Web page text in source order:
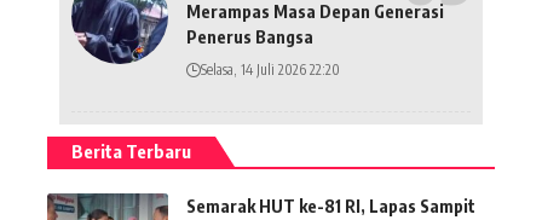
Merampas Masa Depan Generasi
Penerus Bangsa
Selasa, 14 Juli 2026 22:20
Berita Terbaru
Semarak HUT ke-81 RI, Lapas Sampit